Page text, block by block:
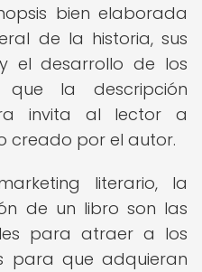
bien elaborada
de la historia, sus
el desarrollo de los
que la descripción
invita al lector a
creado por el autor.
literario, la
de un libro son las
para atraer a los
para que adquieran